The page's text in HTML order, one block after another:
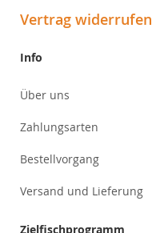
Vertrag widerrufen
Info
Über uns
Zahlungsarten
Bestellvorgang
Versand und Lieferung
Zielfischprogramm